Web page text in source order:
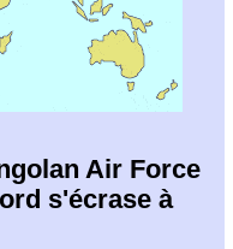
Air Force
s'écrase à